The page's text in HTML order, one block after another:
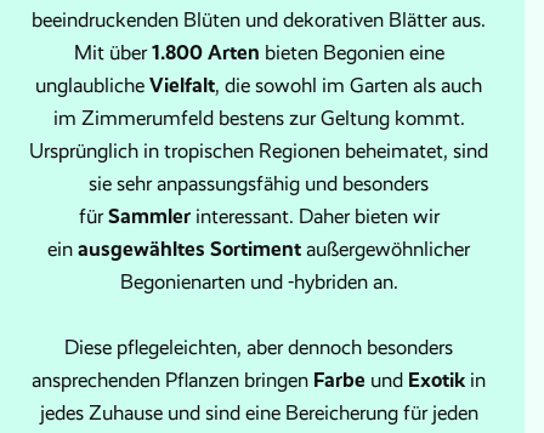
beeindruckenden Blüten und dekorativen Blätter aus.
Mit über1.800 Arten bieten Begonien eine
unglaubliche Vielfalt, die sowohl im Garten als auch
im Zimmerumfeld bestens zur Geltung kommt.
Ursprünglich in tropischen Regionen beheimatet, sind
sie sehr anpassungsfähig und besonders
fürSammlerinteressant. Daher bieten wir
ein ausgewähltes Sortiment außergewöhnlicher
Begonienarten und -hybriden an.
Diese pflegeleichten, aber dennoch besonders
ansprechenden Pflanzen bringen Farbe und Exotik in
jedes Zuhause und sind eine Bereicherung für jeden